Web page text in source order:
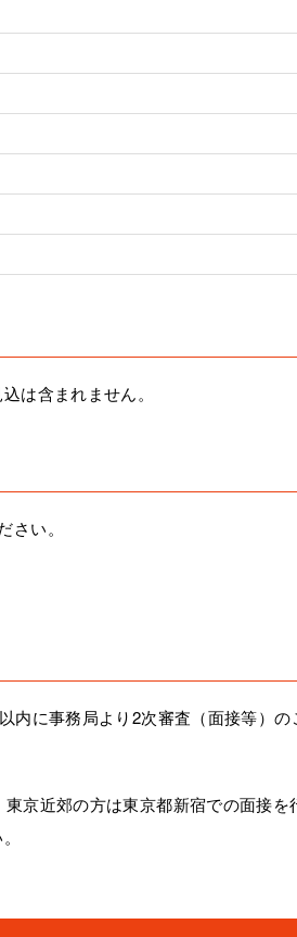
は含まれません。
い。
内に事務局より2次審査（面接等）の
京近郊の方は東京都新宿での面接を